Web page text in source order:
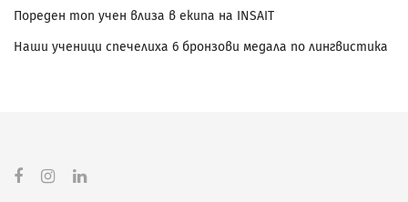
Пореден топ учен влиза в екипа на INSAIT
Наши ученици спечелиха 6 бронзови медала по лингвистика